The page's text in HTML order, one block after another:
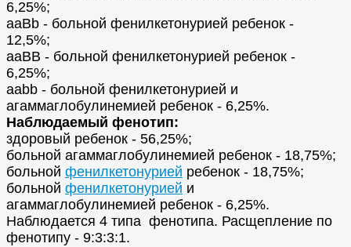
6,25%;
aaBb - больной фенилкетонурией ребенок -
12,5%;
aaBB - больной фенилкетонурией ребенок -
6,25%;
aabb - больной фенилкетонурией и
агаммаглобулинемией ребенок - 6,25%.
Наблюдаемый фенотип:
здоровый ребенок - 56,25%;
больной агаммаглобулинемией ребенок - 18,75%;
больной фенилкетонурией ребенок - 18,75%;
больной фенилкетонурией и
агаммаглобулинемией ребенок - 6,25%.
Наблюдается 4 типа фенотипа. Расщепление по
фенотипу - 9:3:3:1.